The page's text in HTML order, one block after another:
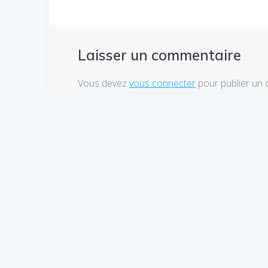
Laisser un commentaire
Vous devezvous connecter pour publier un